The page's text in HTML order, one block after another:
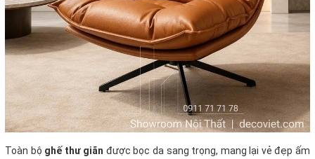
Toàn bộ ghế thư giãn được bọc da sang trọng, mang lại vẻ đẹp ấm